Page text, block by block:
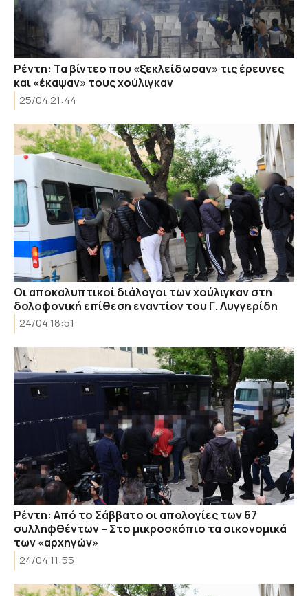
Ρέντη: Τα βίντεο που «ξεκλείδωσαν» τις έρευνες
και «έκαψαν» τους χούλιγκαν
25/04 21:44
Οι αποκαλυπτικοί διάλογοι των χούλιγκαν στη
δολοφονική επίθεση εναντίον του Γ. Λυγγερίδη
24/04 18:51
Ρέντη: Από το Σάββατο οι απολογίες των 67
συλληφθέντων – Στο μικροσκόπιο τα οικονομικά
των «αρχηγών»
24/04 11:55